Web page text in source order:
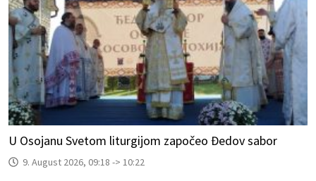
U Osojanu Svetom liturgijom započeo Đedov sabor
9. August 2026, 09:18 -> 10:22